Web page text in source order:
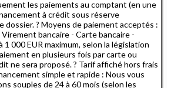
les paiements au comptant (en une
à crédit sous réserve
? Moyens de paiement acceptés :
bancaire - Carte bancaire -
1 000 EUR maximum, selon la législation
en plusieurs fois par carte ou
ne sera proposé. ? Tarif affiché hors frais
simple et rapide : Nous vous
souples de 24 à 60 mois (selon les